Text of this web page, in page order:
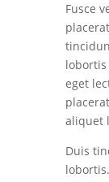
Fusce
lobortis
eget
aliquet
Duis
lobortis.